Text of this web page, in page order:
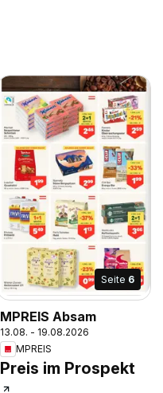
Seite 6
MPREIS Absam
13.08. - 19.08.2026
MPREIS
Preis im Prospekt